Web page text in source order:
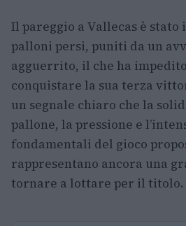
Il pareggio a Vallecas è
palloni persi, puniti da un
agguerrito, il che ha
conquistare la sua terza
un segnale chiaro che la
pallone, la pressione e
fondamentali del gioco
rappresentano ancora una
tornare a lottare per il titolo.